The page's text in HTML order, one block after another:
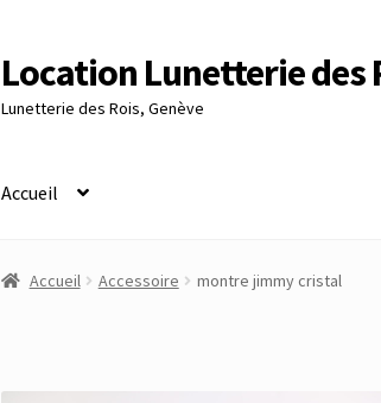
Aller
à
la
Aller
au
contenu
Location Lunetterie des
Lunetterie des Rois, Genève
Accueil
Accueil Altimètre Artaria Genève Commande
Accueil Accessoire montre jimmy cristal